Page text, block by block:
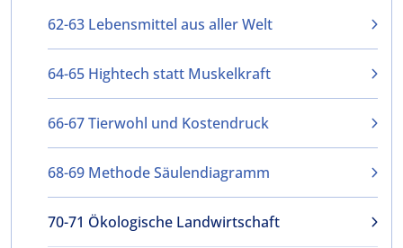
62-63 Lebensmittel aus aller Welt
64-65 Hightech statt Muskelkraft
66-67 Tierwohl und Kostendruck
68-69 Methode Säulendiagramm
70-71 Ökologische Landwirtschaft